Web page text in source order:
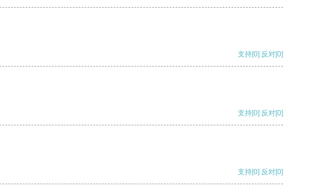
支持[0] 反对[0]
支持[0] 反对[0]
支持[0] 反对[0]